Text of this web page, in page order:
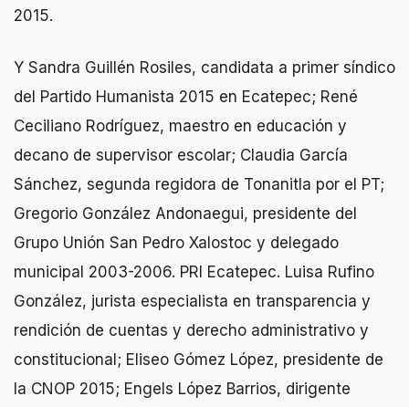
2015.
Y Sandra Guillén Rosiles, candidata a primer síndico
del Partido Humanista 2015 en Ecatepec; René
Ceciliano Rodríguez, maestro en educación y
decano de supervisor escolar; Claudia García
Sánchez, segunda regidora de Tonanitla por el PT;
Gregorio González Andonaegui, presidente del
Grupo Unión San Pedro Xalostoc y delegado
municipal 2003-2006. PRI Ecatepec. Luisa Rufino
González, jurista especialista en transparencia y
rendición de cuentas y derecho administrativo y
constitucional; Eliseo Gómez López, presidente de
la CNOP 2015; Engels López Barrios, dirigente